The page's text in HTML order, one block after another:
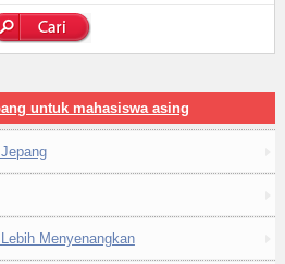
untuk mahasiswa asing
Menyenangkan